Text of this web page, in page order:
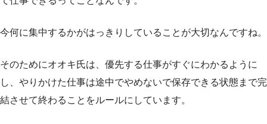
今何に集中するかがはっきりしていることが大切なんですね。
そのためにオオキ氏は、優先する仕事がすぐにわかるように
し、やりかけた仕事は途中でやめないで保存できる状態まで完
結させて終わることをルールにしています。